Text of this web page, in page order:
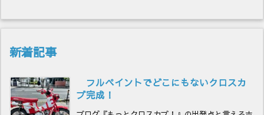
新着記事
フルペイントでどこにもないクロスカ
ブ完成！